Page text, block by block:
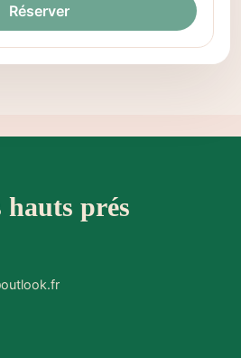
Réserver
hauts prés